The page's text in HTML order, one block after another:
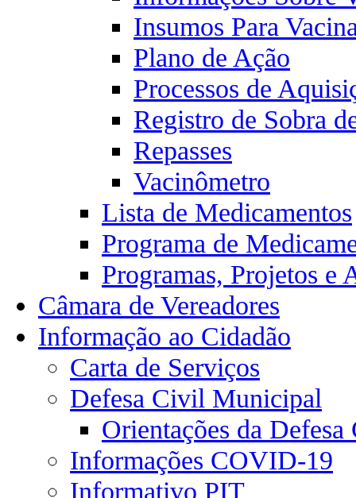
Insumos Para
Plano de Ação
Processos de
Registro de Sobra
Repasses
Vacinômetro
Lista de Medicamentos
Programa de
Programas, Projetos e
Câmara de Vereadores
Informação ao Cidadão
Carta de Serviços
Defesa Civil Municipal
Orientações da
Informações COVID-19
Informativo PIT